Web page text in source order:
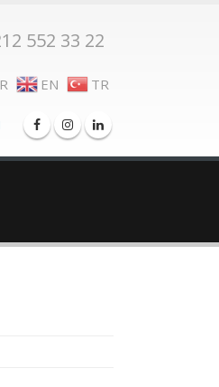
552 33 22
EN TR